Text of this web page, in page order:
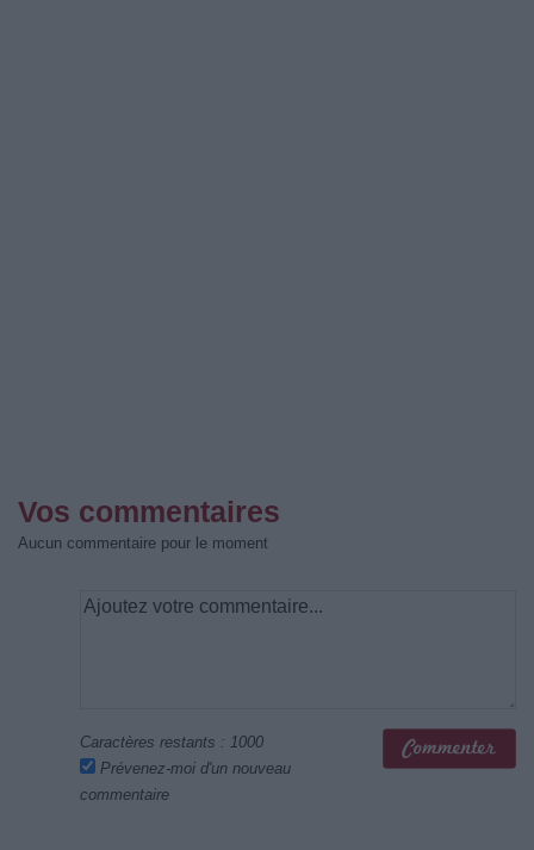
Vos commentaires
Aucun commentaire pour le moment
Caractères restants : 1000
Prévenez-moi d'un nouveau
commentaire